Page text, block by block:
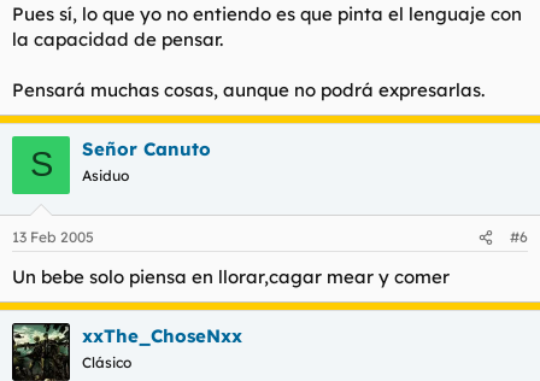
Pues sí, lo que yo no entiendo es que pinta el lenguaje con
la capacidad de pensar.
Pensará muchas cosas, aunque no podrá expresarlas.
S Señor Canuto
Asiduo
13 Feb 2005 #6
Un bebe solo piensa en llorar,cagar mear y comer
xxThe_ChoseNxx
Clásico